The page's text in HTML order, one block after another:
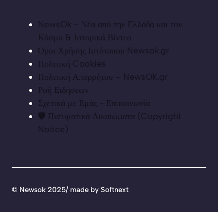
NewsOk - Νέα από την Ελλάδα και τον
Κόσμο & Ιστορικά Βίντεο
Όροι Χρήσης Ιστότοπου Newsok.gr
Πολιτική Cookies
Πολιτική Απορρήτου – NewsOK.gr
Ροή Ειδήσεων
Σχετικά με Εμάς - Επικοινωνία
🛡️ Πνευματικά Δικαιώματα (Copyright
Notice)
© Newsok 2025/ made by Softnext